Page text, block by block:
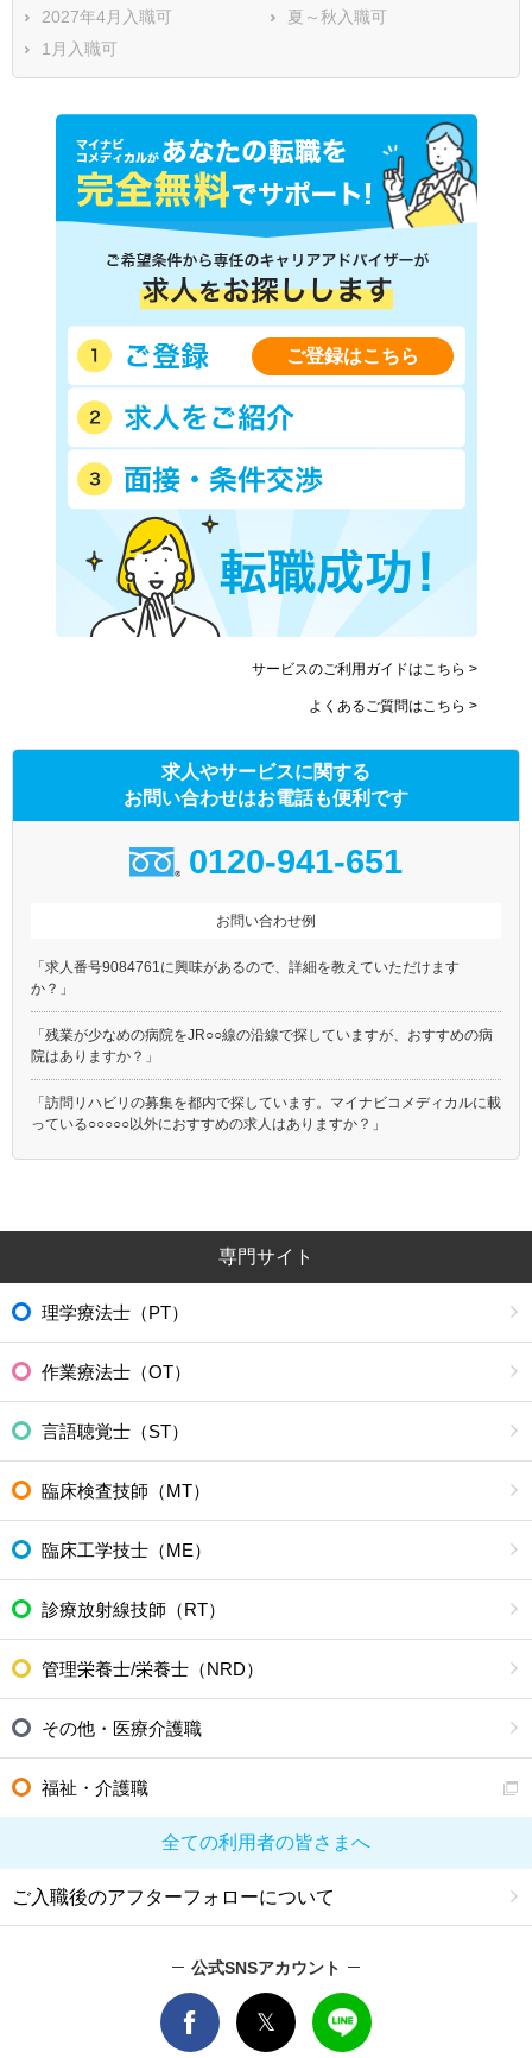
2027年4月入職可
夏～秋入職可
1月入職可
ご登録はこちら
サービスのご利用ガイドはこちら >
よくあるご質問はこちら >
求人やサービスに関する
お問い合わせはお電話も便利です
0120-941-651
お問い合わせ例
「求人番号9084761に興味があるので、詳細を教えていただけます
か？」
「残業が少なめの病院をJR○○線の沿線で探していますが、おすすめの病
院はありますか？」
「訪問リハビリの募集を都内で探しています。マイナビコメディカルに載
っている○○○○○以外におすすめの求人はありますか？」
専門サイト
理学療法士（PT）
作業療法士（OT）
言語聴覚士（ST）
臨床検査技師（MT）
臨床工学技士（ME）
診療放射線技師（RT）
管理栄養士/栄養士（NRD）
その他・医療介護職
福祉・介護職
全ての利用者の皆さまへ
ご入職後のアフターフォローについて
公式SNSアカウント